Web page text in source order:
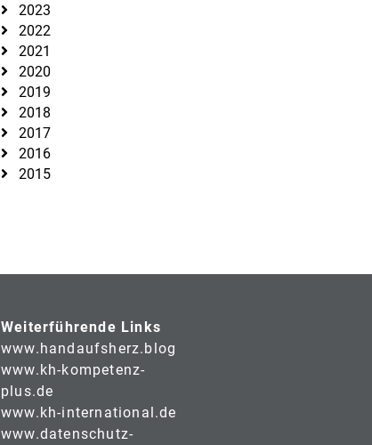
2023
2022
2021
2020
2019
2018
2017
2016
2015
Weiterführende Links
www.handaufsherz.blog
www.kh-kompetenz-
plus.de
www.kh-international.de
www.datenschutz-